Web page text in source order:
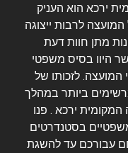
ירכא הוא העניק
לרבות ייצוגה
מתן חוות דעת
היוו בסיס משפטי
לזכותו של
ביותר במהלך
המקומית ירכא . פנו
משפטיים בסטנדרטים
עבורכם עד להשגת